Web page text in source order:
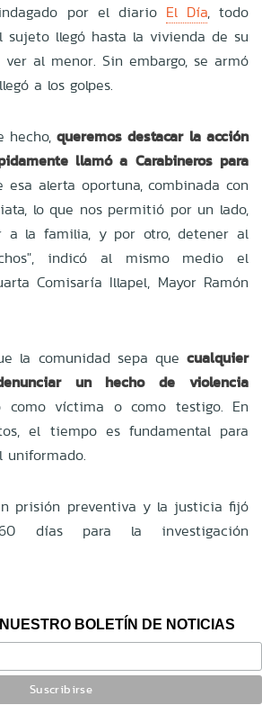
por el diario El Día, todo
sujeto llegó hasta la vivienda de su
al menor. Sin embargo, se armó
a los golpes.
hecho,queremos destacar la acción
llamó a Carabineros para
esa alerta oportuna, combinada con
lo que nos permitió por un lado,
a la familia, y por otro, detener al
indicó al mismo medio el
Comisaría Illapel, Mayor Ramón
la comunidad sepa que cualquier
un hecho de violencia
como víctima o como testigo. En
el tiempo es fundamental para
uniformado.
prisión preventiva y la justicia fijó
días para la investigación
BOLETÍN DE NOTICIAS